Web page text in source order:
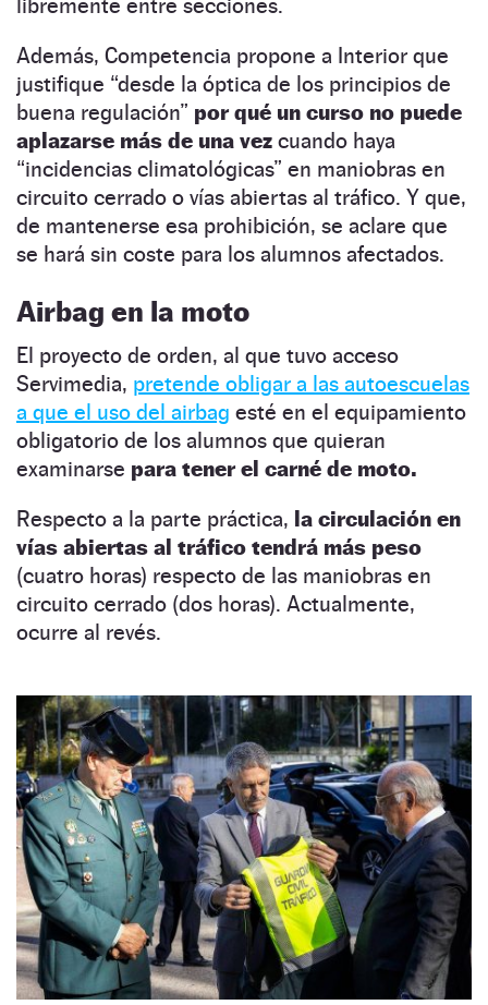
libremente entre secciones.
Además, Competencia propone a Interior que
justifique “desde la óptica de los principios de
buena regulación” por qué un curso no puede
aplazarse más de una vez cuando haya
“incidencias climatológicas” en maniobras en
circuito cerrado o vías abiertas al tráfico. Y que,
de mantenerse esa prohibición, se aclare que
se hará sin coste para los alumnos afectados.
Airbag en la moto
El proyecto de orden, al que tuvo acceso
Servimedia, pretende obligar a las autoescuelas
a que el uso del airbag esté en el equipamiento
obligatorio de los alumnos que quieran
examinarse para tener el carné de moto.
Respecto a la parte práctica, la circulación en
vías abiertas al tráfico tendrá más peso
(cuatro horas) respecto de las maniobras en
circuito cerrado (dos horas). Actualmente,
ocurre al revés.